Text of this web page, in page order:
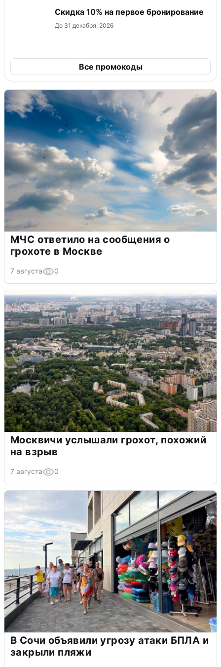
Скидка 10% на первое бронирование
До 31 декабря, 2026
Все промокоды
МЧС ответило на сообщения о
грохоте в Москве
7 августа 0
Москвичи услышали грохот, похожий
на взрыв
7 августа 0
В Сочи объявили угрозу атаки БПЛА и
закрыли пляжи